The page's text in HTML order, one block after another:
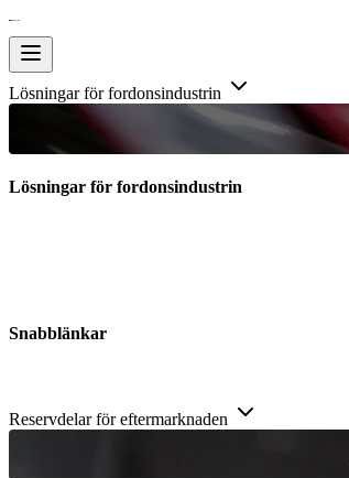
Lösningar för fordonsindustrin
Lösningar för fordonsindustrin
Snabblänkar
Reservdelar för eftermarknaden